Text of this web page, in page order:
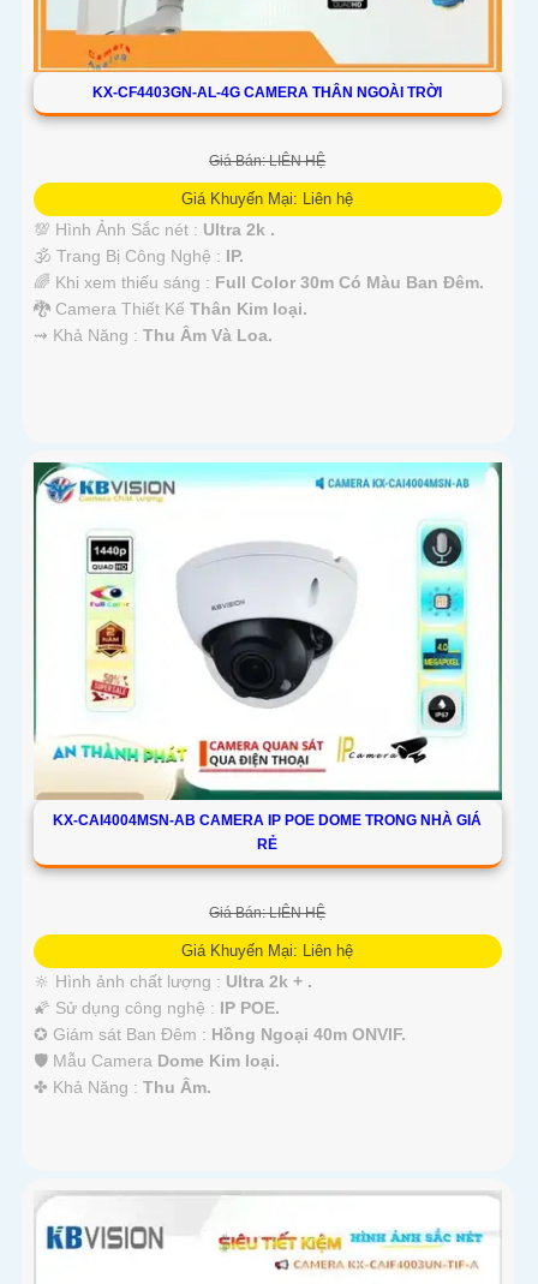
KX-CF4403GN-AL-4G CAMERA THÂN NGOÀI TRỜI
Giá Bán: LIÊN HỆ
Giá Khuyến Mại: Liên hệ
💯 Hình Ảnh Sắc nét : Ultra 2k .
🕉️ Trang Bị Công Nghệ : IP.
🌈 Khi xem thiếu sáng : Full Color 30m Có Màu Ban Ðêm.
🐉️ Camera Thiết Kế Thân Kim loại.
️⇝ Khả Năng : Thu Âm Và Loa.
KX-CAI4004MSN-AB CAMERA IP POE DOME TRONG NHÀ GIÁ
RẺ
Giá Bán: LIÊN HỆ
Giá Khuyến Mại: Liên hệ
🔆 Hình ảnh chất lượng : Ultra 2k + .
🌠 Sử dụng công nghệ : IP POE.
✪ Giám sát Ban Đêm : Hồng Ngoại 40m ONVIF.
🛡 Mẫu Camera Dome Kim loại.
️✤ Khả Năng : Thu Âm.